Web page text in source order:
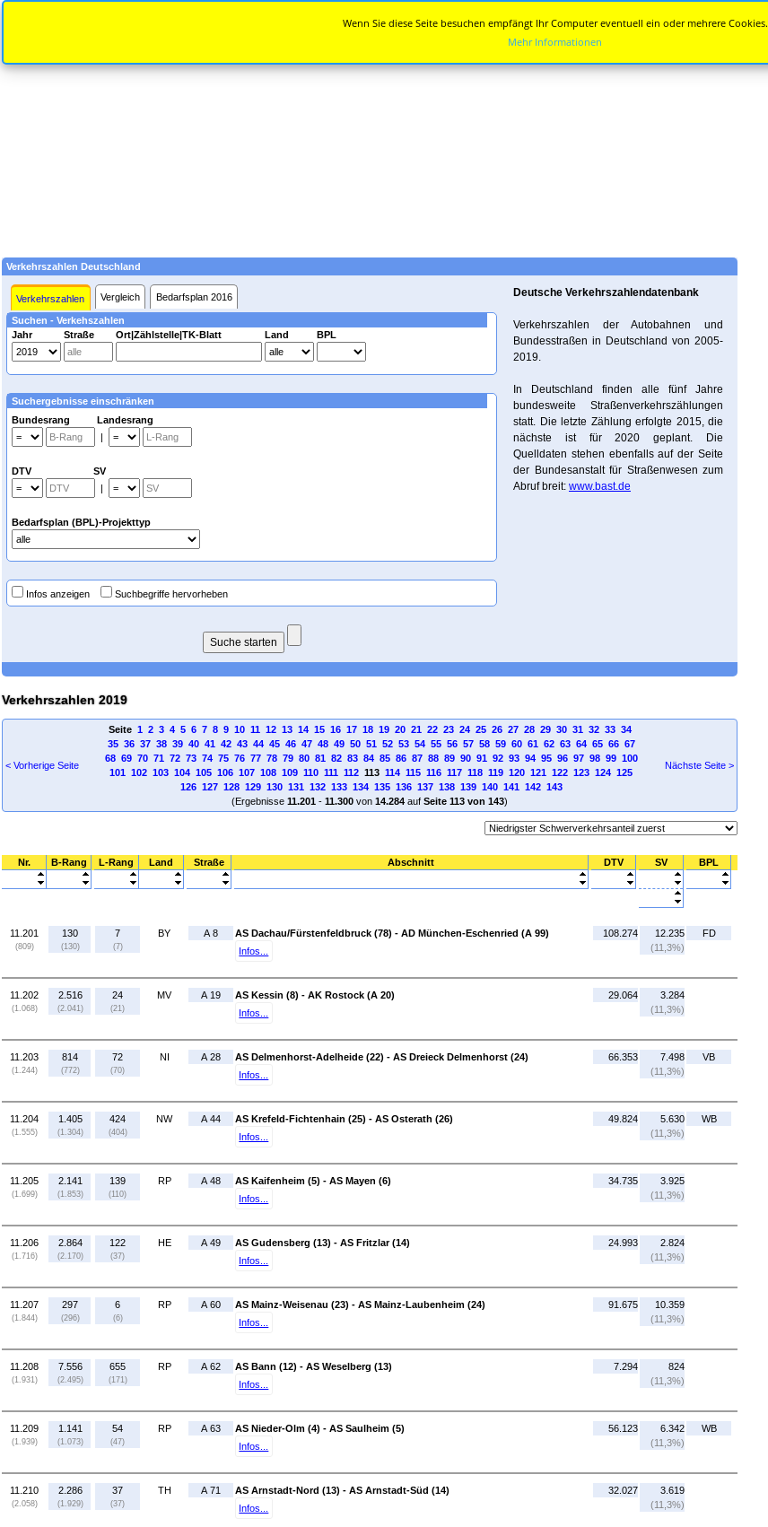
Verkehrszahlen Deutschland
Verkehrszahlen Vergleich Bedarfsplan 2016
Suchen - Verkehszahlen
Jahr
Straße Ort|Zählstelle|TK-Blatt Land BPL
Suchergebnisse einschränken
Bundesrang Landesrang
|
DTV SV
|
Bedarfsplan (BPL)-Projekttyp
Infos anzeigen Suchbegriffe hervorheben
Deutsche Verkehrszahlendatenbank
Verkehrszahlen der Autobahnen und
Bundesstraßen in Deutschland von 2005-
2019.
In Deutschland finden alle fünf Jahre
bundesweite Straßenverkehrszählungen
statt. Die letzte Zählung erfolgte 2015, die
nächste ist für 2020 geplant. Die
Quelldaten stehen ebenfalls auf der Seite
der Bundesanstalt für Straßenwesen zum
Abruf breit: www.bast.de
Verkehrszahlen 2019
< Vorherige Seite
Seite 1 2 3 4 5 6 7 8 9 10 11 12 13 14 15 16 17 18 19 20 21 22 23 24 25 26 27 28 29 30 31 32 33 34
35 36 37 38 39 40 41 42 43 44 45 46 47 48 49 50 51 52 53 54 55 56 57 58 59 60 61 62 63 64 65 66 67
68 69 70 71 72 73 74 75 76 77 78 79 80 81 82 83 84 85 86 87 88 89 90 91 92 93 94 95 96 97 98 99 100
101 102 103 104 105 106 107 108 109 110 111 112 113 114 115 116 117 118 119 120 121 122 123 124 125
126 127 128 129 130 131 132 133 134 135 136 137 138 139 140 141 142 143
(Ergebnisse 11.201 - 11.300 von 14.284 auf Seite 113 von 143)
Nächste Seite >
Nr. B-Rang L-Rang Land Straße Abschnitt DTV SV BPL
11.201
(809)
130
(130)
7
(7)
BY A 8
AS Dachau/Fürstenfeldbruck (78) - AD München-Eschenried (A 99)
Infos...
108.274
12.235
(11,3%)
FD
11.202
(1.068)
2.516
(2.041)
24
(21)
MV A 19
AS Kessin (8) - AK Rostock (A 20)
Infos...
29.064
3.284
(11,3%)
11.203
(1.244)
814
(772)
72
(70)
NI A 28
AS Delmenhorst-Adelheide (22) - AS Dreieck Delmenhorst (24)
Infos...
66.353
7.498
(11,3%)
VB
11.204
(1.555)
1.405
(1.304)
424
(404)
NW A 44
AS Krefeld-Fichtenhain (25) - AS Osterath (26)
Infos...
49.824
5.630
(11,3%)
WB
11.205
(1.699)
2.141
(1.853)
139
(110)
RP A 48
AS Kaifenheim (5) - AS Mayen (6)
Infos...
34.735
3.925
(11,3%)
11.206
(1.716)
2.864
(2.170)
122
(37)
HE A 49
AS Gudensberg (13) - AS Fritzlar (14)
Infos...
24.993
2.824
(11,3%)
11.207
(1.844)
297
(296)
6
(6)
RP A 60
AS Mainz-Weisenau (23) - AS Mainz-Laubenheim (24)
Infos...
91.675
10.359
(11,3%)
11.208
(1.931)
7.556
(2.495)
655
(171)
RP A 62
AS Bann (12) - AS Weselberg (13)
Infos...
7.294
824
(11,3%)
11.209
(1.939)
1.141
(1.073)
54
(47)
RP A 63
AS Nieder-Olm (4) - AS Saulheim (5)
Infos...
56.123
6.342
(11,3%)
WB
11.210
(2.058)
2.286
(1.929)
37
(37)
TH A 71
AS Arnstadt-Nord (13) - AS Arnstadt-Süd (14)
Infos...
32.027
3.619
(11,3%)
Wenn Sie diese Seite besuchen empfängt Ihr Computer eventuell ein oder mehrere Cookies.
Mehr Informationen